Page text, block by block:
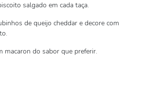
salgado em cada taça.
de queijo cheddar e decore com
macaron do sabor que preferir.